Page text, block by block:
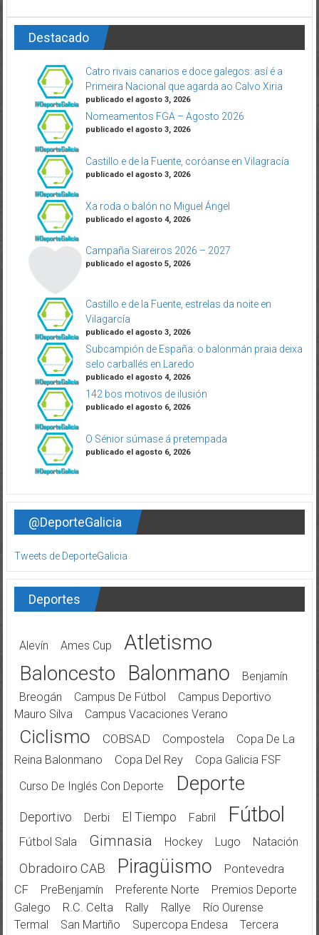
Destacado
Catro rivais canarios e doce galegos: así é a
Primeira Nacional que agarda ao Calvo Xiria
publicado el agosto 3, 2026
Nomeamentos FGA – Agosto 2026
publicado el agosto 3, 2026
Castillo e de la Fuente, coróanse en Vilagracía
publicado el agosto 3, 2026
Xa roda o balón no Miguel Ángel
publicado el agosto 4, 2026
Campaña Siareiros 2026 – 2027
publicado el agosto 5, 2026
Castillo e de la Fuente, estrelas da noite en
Vilagarcía
publicado el agosto 3, 2026
Subcampión de España: o balonmán praia deixa
selo carballés en Laredo
publicado el agosto 4, 2026
142 bos motivos de ilusión
publicado el agosto 6, 2026
O Sénior súmase á pretempada
publicado el agosto 6, 2026
@DeporteGalicia
Tweets de DeporteGalicia
Deportes
Alevín Ames Cup Atletismo
Baloncesto Balonmano
Benjamín
Breogán
Campus De Fútbol
Campus Deportivo
Mauro Silva
Campus Vacaciones Verano
Ciclismo COBSAD Compostela
Copa De La
Reina Balonmano
Copa Del Rey
Copa Galicia FSF
Curso De Inglés Con Deporte
Deporte
Deportivo Derbi El Tiempo Fabril Fútbol
Fútbol Sala Gimnasia Hockey Lugo Natación
Obradoiro CAB Piragüismo
Pontevedra
CF
PreBenjamín Preferente Norte
Premios Deporte
Galego
R.C. Celta Rally Rallye
Río Ourense
Termal
San Martiño Supercopa Endesa
Tercera